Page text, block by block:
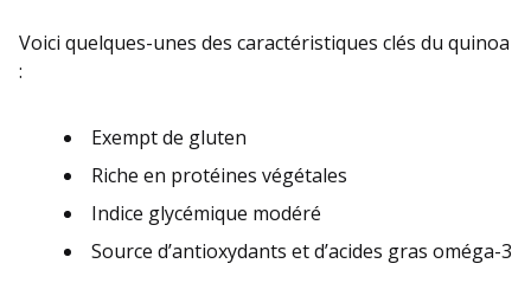
Voici quelques-unes des caractéristiques clés du quinoa
:
Exempt de gluten
Riche en protéines végétales
Indice glycémique modéré
Source d’antioxydants et d’acides gras oméga-3